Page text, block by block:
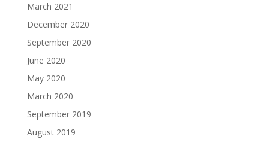
March 2021
December 2020
September 2020
June 2020
May 2020
March 2020
September 2019
August 2019